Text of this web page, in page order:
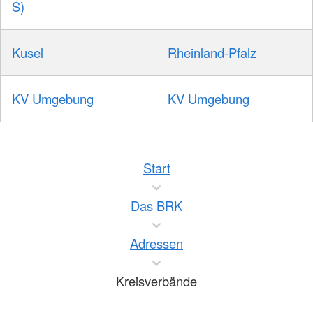
S)
Kusel Rheinland-Pfalz
KV Umgebung KV Umgebung
Start
Das BRK
Adressen
Kreisverbände